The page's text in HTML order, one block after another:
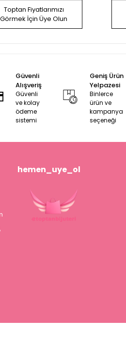
Toptan Fiyatlarımızı
Görmek İçin Üye Olun
Güvenli
Alışveriş
Güvenli
ve kolay
ödeme
sistemi
Geniş Ürün
Yelpazesi
Binlerce
ürün ve
kampanya
seçeneği
hemen_uye_ol